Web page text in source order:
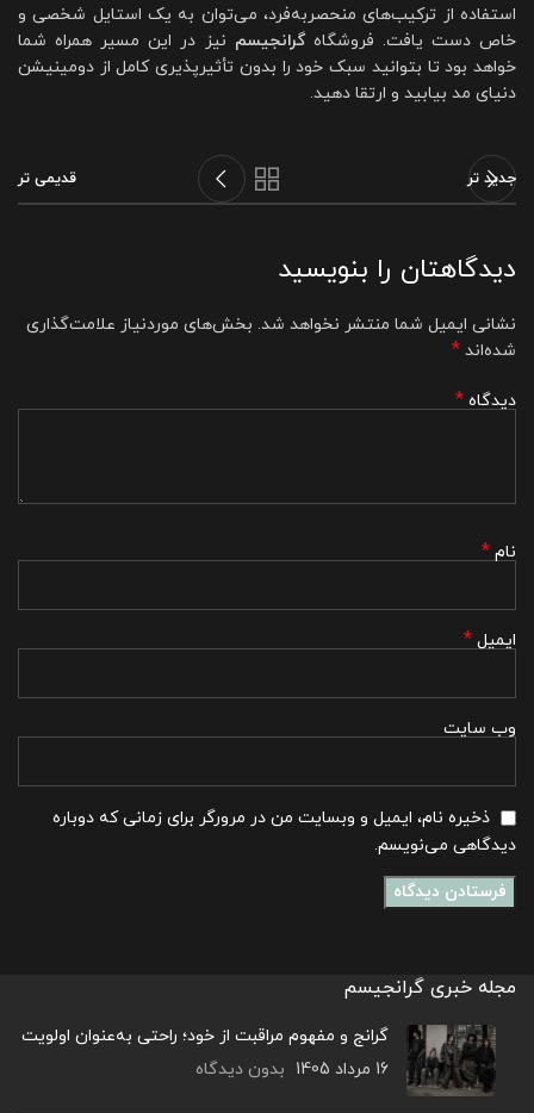
استفاده از ترکیب‌های منحصربه‌فرد، می‌توان به یک استایل شخصی و
خاص دست یافت. فروشگاهگرانجیسم نیز در این مسیر همراه شما
خواهد بود تا بتوانید سبک خود را بدون تأثیرپذیری کامل از دومینیشن
دنیای مد بیابید و ارتقا دهید.
جدید تر قدیمی تر
دیدگاهتان را بنویسید
نشانی ایمیل شما منتشر نخواهد شد. بخش‌های موردنیاز علامت‌گذاری
شده‌اند *
دیدگاه *
نام *
ایمیل *
وب‌ سایت
ذخیره نام، ایمیل و وبسایت من در مرورگر برای زمانی که دوباره
دیدگاهی می‌نویسم.
مجله خبری گرانجیسم
گرانج و مفهوم مراقبت از خود؛ راحتی به‌عنوان اولویت
16 مرداد 1405
بدون دیدگاه